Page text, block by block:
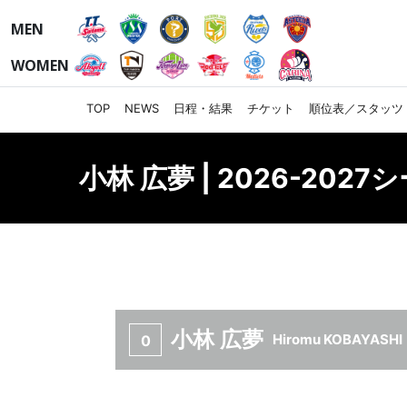
MEN
WOMEN
TOP NEWS 日程・結果 チケット 順位表／スタッツ
小林 広夢 | 2026-2027シ
0 小林 広夢 Hiromu KOBAYASHI